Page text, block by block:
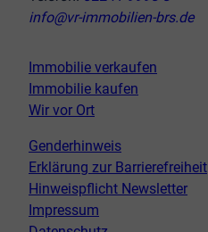
info@vr-immobilien-brs.de
Immobilie verkaufen
Immobilie kaufen
Wir vor Ort
Genderhinweis
Erklärung zur Barrierefreiheit
Hinweispflicht Newsletter
Impressum